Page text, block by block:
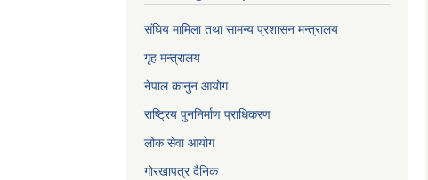
संघिय मामिला तथा सामन्य प्रशासन मन्त्रालय
गृह मन्त्रालय
नेपाल कानुन आयोग
राष्ट्रिय पुननिर्माण प्राधिकरण
लोक सेवा आयोग
गोरखापत्र दैनिक